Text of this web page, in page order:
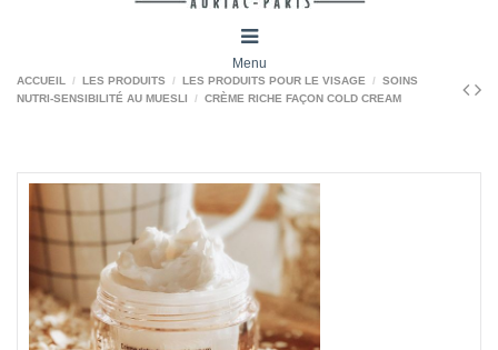
Menu
ACCUEIL LES PRODUITS LES PRODUITS POUR LE VISAGE
SOINS
NUTRI-SENSIBILITÉ AU MUESLI
CRÈME RICHE FAÇON COLD CREAM